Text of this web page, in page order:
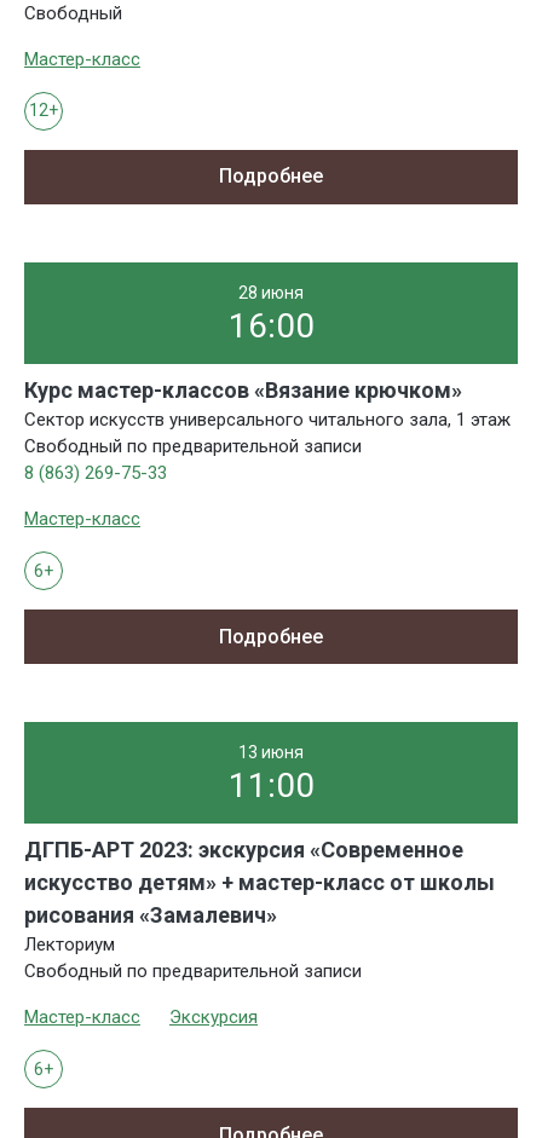
Свободный
Мастер-класс
12+
Подробнее
28 июня
16:00
Курс мастер-классов «Вязание крючком»
Сектор искусств универсального читального зала, 1 этаж
Свободный по предварительной записи
8 (863) 269-75-33
Мастер-класс
6+
Подробнее
13 июня
11:00
ДГПБ-АРТ 2023: экскурсия «Современное
искусство детям» + мастер-класс от школы
рисования «Замалевич»
Лекториум
Свободный по предварительной записи
Мастер-класс Экскурсия
6+